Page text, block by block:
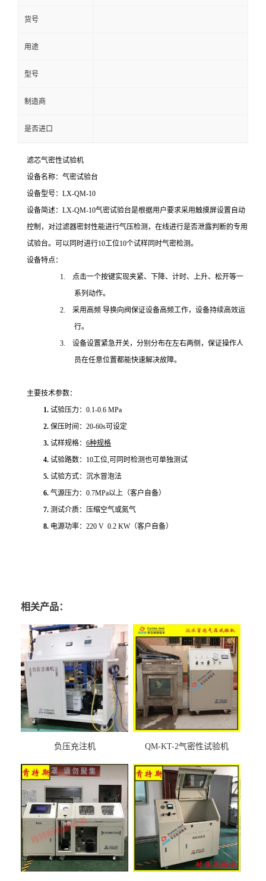
货号
用途
型号
制造商
是否进口
滤芯气密性试验机
设备名称：气密试验台
设备型号： LX-QM-10
设备简述： LX-QM-10气密试验台是根据用户要求采用触摸屏设置自动
控制，对过滤器密封性能进行气压检测，在线进行是否泄露判断的专用
试验台。可以同时进行10工位10个试样同时气密检测。
设备特点：
1. 点击一个按键实现夹紧、下降、计时、上升、松开等一
系列动作。
2. 采用高频 导换向阀保证设备高频工作，设备持续高效运
行。
3. 设备设置紧急开关，分别分布在左右两侧，保证操作人
员在任意位置都能快速解决故障。
主要技术参数：
1. 试验压力： 0.1-0.6 MPa
2. 保压时间： 20-60s可设定
3. 试样规格： 6种规格
4. 试验路数： 10工位,可同时检测也可单独测试
5. 试验方式：沉水冒泡法
6. 气源压力： 0.7MPa以上（客户自备）
7. 测试介质：压缩空气或氮气
8. 电源功率： 220 V 0.2 KW（客户自备）
相关产品：
负压充注机 QM-KT-2气密性试验机